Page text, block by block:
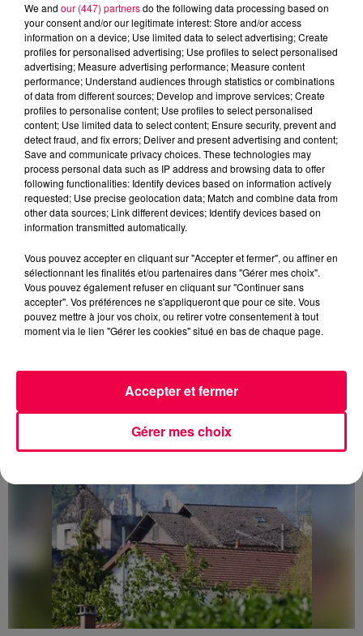
Des assiettes Linvosges rappelées pour
excès de plomb
Du plomb a été détecté dans deux assiettes en
céramique vendues entre 2020 et 2022 par Linvosges.
3 août 2026
PRÉVIFEUX : "il faut avoir une culture du risque"
We and our (447) partnersdo the following data processing based on
your consent and/or our legitimate interest: Store and/or access
information on a device; Use limited data to select advertising; Create
profiles for personalised advertising; Use profiles to select personalised
advertising; Measure advertising performance; Measure content
performance; Understand audiences through statistics or combinations
of data from different sources; Develop and improve services; Create
profiles to personalise content; Use profiles to select personalised
content; Use limited data to select content; Ensure security, prevent and
detect fraud, and fix errors; Deliver and present advertising and content;
Save and communicate privacy choices. These technologies may
process personal data such as IP address and browsing data to offer
following functionalities: Identify devices based on information actively
requested; Use precise geolocation data; Match and combine data from
other data sources; Link different devices; Identify devices based on
information transmitted automatically.
Vous pouvez accepter en cliquant sur "Accepter et fermer", ou affiner en
sélectionnant les finalités et/ou partenaires dans "Gérer mes choix".
Vous pouvez également refuser en cliquant sur "Continuer sans
accepter". Vos préférences ne s'appliqueront que pour ce site. Vous
pouvez mettre à jour vos choix, ou retirer votre consentement à tout
moment via le lien "Gérer les cookies" situé en bas de chaque page.
Gérer mes choix
Accepter et fermer